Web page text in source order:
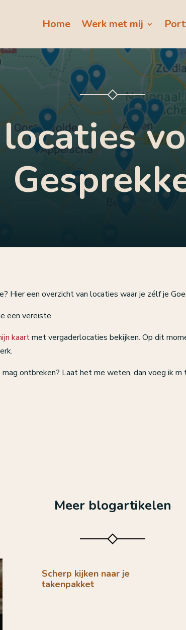
Home Werk met mij
Hier een overzicht van locaties waar je zélf je
een vereiste.
kaartmet vergaderlocaties bekijken. Op dit
ontbreken? Laat het me weten, dan voeg ik m
Meer blogartikelen
Scherp kijken naar je
takenpakket